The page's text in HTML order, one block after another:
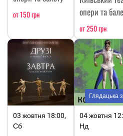
от 150 грн
опери та
от 250 грн
03 жовтня 18:00,
Сб
Глядацька
04 жовтня
Нд